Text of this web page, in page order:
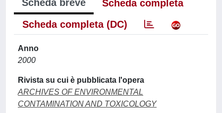
Scheda breve
Scheda completa
Scheda completa (DC)
Anno
2000
Rivista su cui è pubblicata l'opera
ARCHIVES OF ENVIRONMENTAL
CONTAMINATION AND TOXICOLOGY